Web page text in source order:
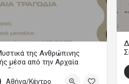
της Ανθρώπινης
μέσα από την Αρχαία
Αθήνα/Κέντρο